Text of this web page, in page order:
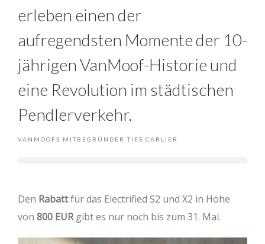
erleben einen der
aufregendsten Momente der 10-
jährigen VanMoof-Historie und
eine Revolution im städtischen
Pendlerverkehr.
VANMOOFS MITBEGRÜNDER TIES CARLIER
Den Rabattfür das Electrified S2 und X2 in Höhe
von 800 EURgibt es nur noch bis zum 31. Mai.